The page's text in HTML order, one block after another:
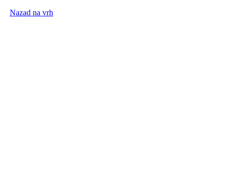
Nazad na vrh